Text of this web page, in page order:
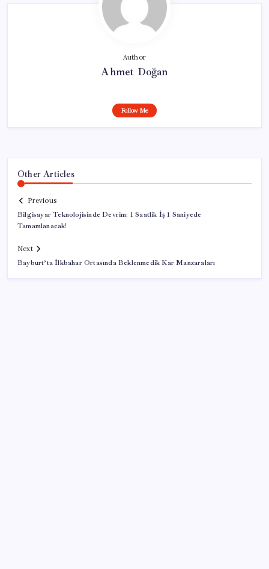
Author
Ahmet Doğan
Follow Me
Other Articles
Previous
Bilgisayar Teknolojisinde Devrim: 1 Saatlik İş 1 Saniyede
Tamamlanacak!
Next
Bayburt’ta İlkbahar Ortasında Beklenmedik Kar Manzaraları